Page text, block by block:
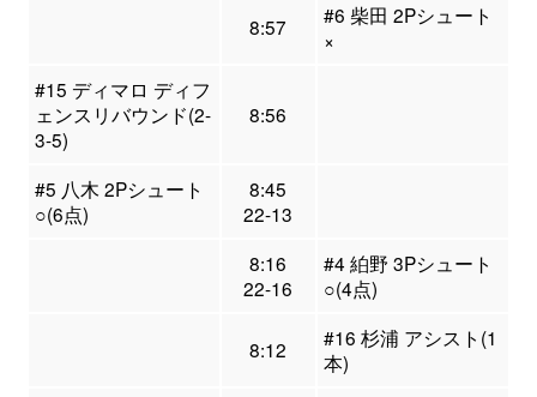
8:57
#6 柴田 2Pシュート
×
#15 ディマロ ディフ
ェンスリバウンド(2-
3-5)
8:56
#5 八木 2Pシュート
○(6点)
8:45
22-13
8:16
22-16
#4 絈野 3Pシュート
○(4点)
8:12
#16 杉浦 アシスト(1
本)